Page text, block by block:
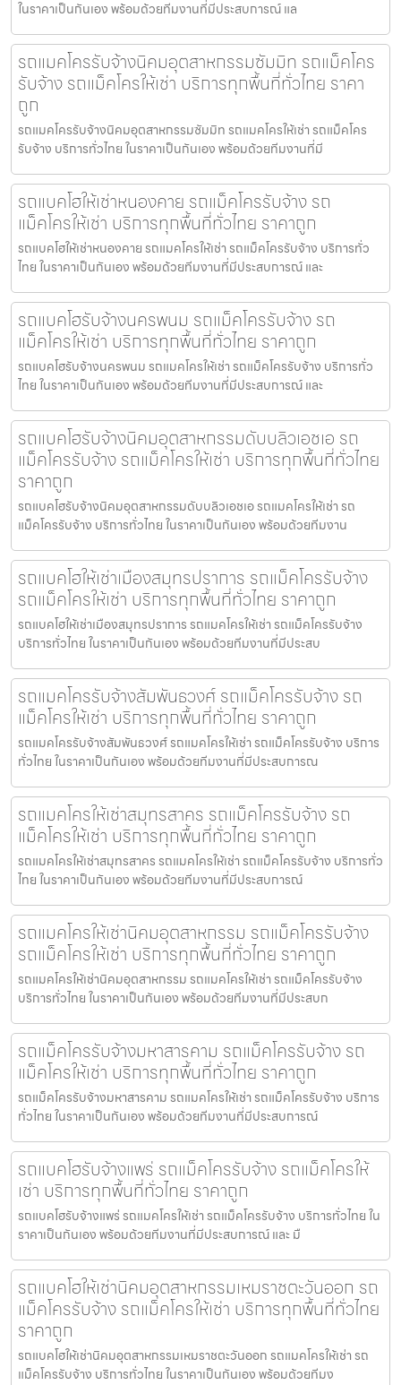
ในราคาเป็นกันเอง พร้อมด้วยทีมงานที่มีประสบการณ์ แล
รถแมคโครรับจ้างนิคมอุตสาหกรรมซัมมิท รถแม็คโคร
รับจ้าง รถแม็คโครให้เช่า บริการทุกพื้นที่ทั่วไทย ราคา
ถูก
รถแมคโครรับจ้างนิคมอุตสาหกรรมซัมมิท รถแมคโครให้เช่า รถแม็คโคร
รับจ้าง บริการทั่วไทย ในราคาเป็นกันเอง พร้อมด้วยทีมงานที่มี
รถแบคโฮให้เช่าหนองคาย รถแม็คโครรับจ้าง รถ
แม็คโครให้เช่า บริการทุกพื้นที่ทั่วไทย ราคาถูก
รถแบคโฮให้เช่าหนองคาย รถแมคโครให้เช่า รถแม็คโครรับจ้าง บริการทั่ว
ไทย ในราคาเป็นกันเอง พร้อมด้วยทีมงานที่มีประสบการณ์ และ
รถแบคโฮรับจ้างนครพนม รถแม็คโครรับจ้าง รถ
แม็คโครให้เช่า บริการทุกพื้นที่ทั่วไทย ราคาถูก
รถแบคโฮรับจ้างนครพนม รถแมคโครให้เช่า รถแม็คโครรับจ้าง บริการทั่ว
ไทย ในราคาเป็นกันเอง พร้อมด้วยทีมงานที่มีประสบการณ์ และ
รถแบคโฮรับจ้างนิคมอุตสาหกรรมดับบลิวเอชเอ รถ
แม็คโครรับจ้าง รถแม็คโครให้เช่า บริการทุกพื้นที่ทั่วไทย
ราคาถูก
รถแบคโฮรับจ้างนิคมอุตสาหกรรมดับบลิวเอชเอ รถแมคโครให้เช่า รถ
แม็คโครรับจ้าง บริการทั่วไทย ในราคาเป็นกันเอง พร้อมด้วยทีมงาน
รถแบคโฮให้เช่าเมืองสมุทรปราการ รถแม็คโครรับจ้าง
รถแม็คโครให้เช่า บริการทุกพื้นที่ทั่วไทย ราคาถูก
รถแบคโฮให้เช่าเมืองสมุทรปราการ รถแมคโครให้เช่า รถแม็คโครรับจ้าง
บริการทั่วไทย ในราคาเป็นกันเอง พร้อมด้วยทีมงานที่มีประสบ
รถแมคโครรับจ้างสัมพันธวงศ์ รถแม็คโครรับจ้าง รถ
แม็คโครให้เช่า บริการทุกพื้นที่ทั่วไทย ราคาถูก
รถแมคโครรับจ้างสัมพันธวงศ์ รถแมคโครให้เช่า รถแม็คโครรับจ้าง บริการ
ทั่วไทย ในราคาเป็นกันเอง พร้อมด้วยทีมงานที่มีประสบการณ
รถแมคโครให้เช่าสมุทรสาคร รถแม็คโครรับจ้าง รถ
แม็คโครให้เช่า บริการทุกพื้นที่ทั่วไทย ราคาถูก
รถแมคโครให้เช่าสมุทรสาคร รถแมคโครให้เช่า รถแม็คโครรับจ้าง บริการทั่ว
ไทย ในราคาเป็นกันเอง พร้อมด้วยทีมงานที่มีประสบการณ์
รถแมคโครให้เช่านิคมอุตสาหกรรม รถแม็คโครรับจ้าง
รถแม็คโครให้เช่า บริการทุกพื้นที่ทั่วไทย ราคาถูก
รถแมคโครให้เช่านิคมอุตสาหกรรม รถแมคโครให้เช่า รถแม็คโครรับจ้าง
บริการทั่วไทย ในราคาเป็นกันเอง พร้อมด้วยทีมงานที่มีประสบก
รถแม็คโครรับจ้างมหาสารคาม รถแม็คโครรับจ้าง รถ
แม็คโครให้เช่า บริการทุกพื้นที่ทั่วไทย ราคาถูก
รถแม็คโครรับจ้างมหาสารคาม รถแมคโครให้เช่า รถแม็คโครรับจ้าง บริการ
ทั่วไทย ในราคาเป็นกันเอง พร้อมด้วยทีมงานที่มีประสบการณ์
รถแบคโฮรับจ้างแพร่ รถแม็คโครรับจ้าง รถแม็คโครให้
เช่า บริการทุกพื้นที่ทั่วไทย ราคาถูก
รถแบคโฮรับจ้างแพร่ รถแมคโครให้เช่า รถแม็คโครรับจ้าง บริการทั่วไทย ใน
ราคาเป็นกันเอง พร้อมด้วยทีมงานที่มีประสบการณ์ และ มื
รถแบคโฮให้เช่านิคมอุตสาหกรรมเหมราชตะวันออก รถ
แม็คโครรับจ้าง รถแม็คโครให้เช่า บริการทุกพื้นที่ทั่วไทย
ราคาถูก
รถแบคโฮให้เช่านิคมอุตสาหกรรมเหมราชตะวันออก รถแมคโครให้เช่า รถ
แม็คโครรับจ้าง บริการทั่วไทย ในราคาเป็นกันเอง พร้อมด้วยทีมง